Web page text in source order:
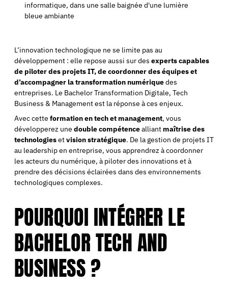
L’innovation technologique ne se limite pas au
développement : elle repose aussi sur des experts capables
de piloter des projets IT, de coordonner des équipes et
d’accompagner la transformation numériquedes
entreprises. Le Bachelor Transformation Digitale, Tech
Business & Management est la réponse à ces enjeux.
Avec cette formation en tech et management, vous
développerez une double compétencealliant maîtrise des
technologiesetvision stratégique. De la gestion de projets IT
au leadership en entreprise, vous apprendrez à coordonner
les acteurs du numérique, à piloter des innovations et à
prendre des décisions éclairées dans des environnements
technologiques complexes.
POURQUOI INTÉGRER LE
BACHELOR TECH AND
BUSINESS ?